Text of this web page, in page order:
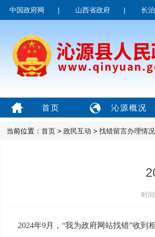
中国政府网 | 山西省政府 | 长
首页 沁源概况
当前位置： 首页 > 政民互动 > 找错留言办理情况
时
2024年9月，“我为政府网站找错”收